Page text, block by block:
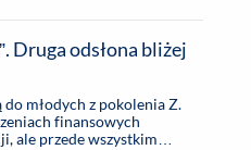
Druga odsłona bliżej
młodych z pokolenia Z.
finansowych
ale przede wszystkim